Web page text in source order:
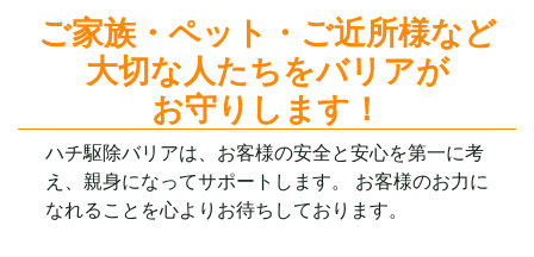
ご家族・ ペット ・ ご近所様など
大切な人たちをバリアが
お守りします！
ハチ駆除バリアは、お客様の安全と安心を第一に考
え、親身になってサポートします。 お客様のお力に
なれることを心よりお待ちしております。